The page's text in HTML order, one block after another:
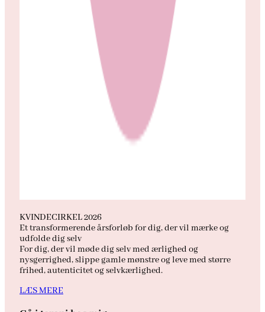
KVINDECIRKEL 2026
Et transformerende årsforløb for dig, der vil mærke og
udfolde dig selv
For dig, der vil møde dig selv med ærlighed og
nysgerrighed, slippe gamle mønstre og leve med større
frihed, autenticitet og selvkærlighed.
LÆS MERE